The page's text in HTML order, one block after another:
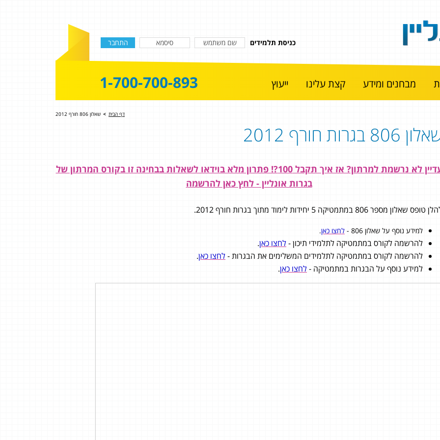
כניסת תלמידים
מבחנים ומידע קצת עלינו ייעוץ 1-700-700-893
דף הבית > שאלון 806 חורף 2012
806 בגרות חורף 2012
עדיין לא נרשמת למרתון? אז איך תקבל 100?! פתרון מלא בוידאו לשאלות בבחינה זו בקורס המרתון של
בגרות אונליין - לחץ כאן להרשמה
טופס שאלון מספר 806 במתמטיקה 5 יחידות לימוד מתוך בגרות חורף 2012.
למידע נוסף על שאלון 806 - לחצו כאן.
להרשמה לקורס במתמטיקה לתלמידי תיכון -לחצו כאן.
להרשמה לקורס במתמטיקה לתלמידים המשלימים את הבגרות -לחצו כאן.
למידע נוסף על הבגרות במתמטיקה -לחצו כאן.